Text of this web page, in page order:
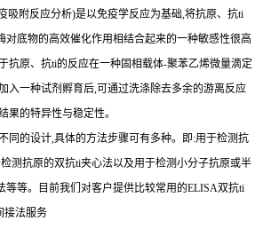
吸附反应分析)是以免疫学反应为基础,将抗原、 抗ti
对底物的高效催化作用相结合起来的一种敏感性很高
抗原、 抗ti的反应在一种固相载体-聚苯乙烯微量滴定
入一种试剂孵育后,可通过洗涤除去多余的游离反应
果的特异性与稳定性。
同的设计,具体的方法步骤可有多种。即:用于检测抗
测抗原的双抗ti夹心法以及用于检测小分子抗原或半
等等。目前我们对客户提供比较常用的ELISA双抗ti
接法服务